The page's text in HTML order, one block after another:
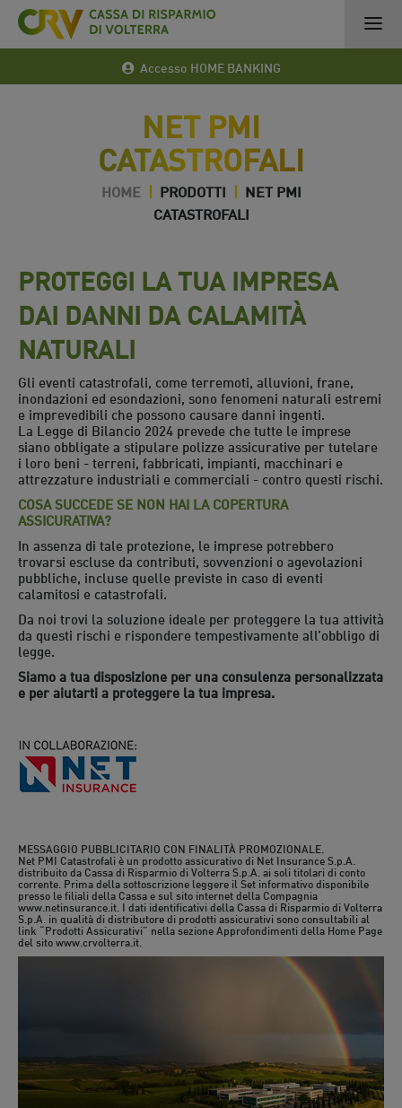
Accesso HOME BANKING
NET PMI
CATASTROFALI
HOME | PRODOTTI | NET PMI
CATASTROFALI
PROTEGGI LA TUA IMPRESA
DAI DANNI DA CALAMITÀ
NATURALI
Gli eventi catastrofali, come terremoti, alluvioni, frane,
inondazioni ed esondazioni, sono fenomeni naturali estremi
e imprevedibili che possono causare danni ingenti.
La Legge di Bilancio 2024 prevede che tutte le imprese
siano obbligate a stipulare polizze assicurative per tutelare
i loro beni - terreni, fabbricati, impianti, macchinari e
attrezzature industriali e commerciali - contro questi rischi.
COSA SUCCEDE SE NON HAI LA COPERTURA
ASSICURATIVA?
In assenza di tale protezione, le imprese potrebbero
trovarsi escluse da contributi, sovvenzioni o agevolazioni
pubbliche, incluse quelle previste in caso di eventi
calamitosi e catastrofali.
Da noi trovi la soluzione ideale per proteggere la tua attività
da questi rischi e rispondere tempestivamente all’obbligo di
legge.
Siamo a tua disposizione per una consulenza personalizzata
e per aiutarti a proteggere la tua impresa.
MESSAGGIO PUBBLICITARIO CON FINALITÀ PROMOZIONALE.
Net PMI Catastrofali è un prodotto assicurativo di Net Insurance S.p.A.
distribuito da Cassa di Risparmio di Volterra S.p.A. ai soli titolari di conto
corrente. Prima della sottoscrizione leggere il Set informativo disponibile
presso le filiali della Cassa e sul sito internet della Compagnia
www.netinsurance.it. I dati identificativi della Cassa di Risparmio di Volterra
S.p.A. in qualità di distributore di prodotti assicurativi sono consultabili al
link “Prodotti Assicurativi” nella sezione Approfondimenti della Home Page
del sito www.crvolterra.it.